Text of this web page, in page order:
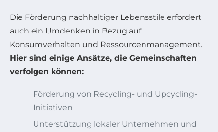
Die Förderung nachhaltiger Lebensstile erfordert
auch ein Umdenken in Bezug auf
Konsumverhalten und Ressourcenmanagement.
Hier sind einige Ansätze, die Gemeinschaften
verfolgen können:
Förderung von Recycling- und Upcycling-
Initiativen
Unterstützung lokaler Unternehmen und